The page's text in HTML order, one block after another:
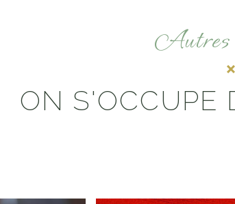
ON S'OCCUPE